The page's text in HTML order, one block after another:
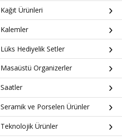
Kağıt Ürünleri
Kalemler
Lüks Hediyelik Setler
Masaüstü Organizerler
Saatler
Seramik ve Porselen Ürünler
Teknolojik Ürünler